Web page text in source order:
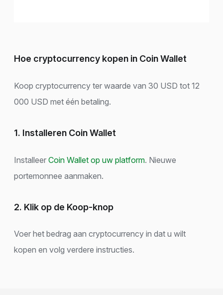
Hoe cryptocurrency kopen in Coin Wallet
Koop cryptocurrency ter waarde van 30 USD tot 12
000 USD met één betaling.
1. Installeren Coin Wallet
Installeer Coin Wallet op uw platform. Nieuwe
portemonnee aanmaken.
2. Klik op de Koop-knop
Voer het bedrag aan cryptocurrency in dat u wilt
kopen en volg verdere instructies.